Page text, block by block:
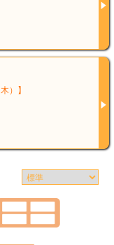
木）】